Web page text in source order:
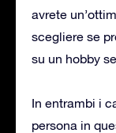
avrete
scegliere se
su un hobby
In entrambi i
persona in